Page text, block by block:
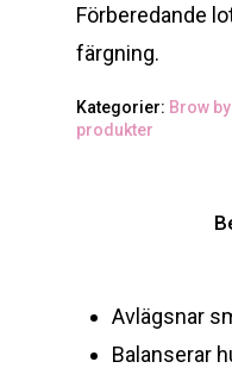
Förberedande
färgning.
Kategorier: Brow
produkter
Avlägsnar
Balanserar